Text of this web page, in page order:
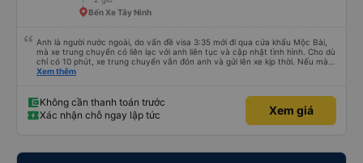
Bến Xe Tây Ninh
Anh là người nước ngoài, do vấn đề visa 3:35 mới đi qua cửa khẩu Mộc Bài,
mà xe trung chuyển có liên lạc với anh liên tục và cập nhật tình hình. Cho dù
chỉ có 10 phút, xe trung chuyển vẫn đón anh và gửi lên xe kịp thời. Nếu mà
được, anh thật muốn tip cho bác tài. Xe này là xe Limousine nhưng mà vé xe
Xem thêm
Không cần thanh toán trước
Xác nhận chỗ ngay lập tức
Xem giá